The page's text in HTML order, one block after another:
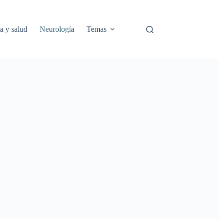
y salud Neurología Temas